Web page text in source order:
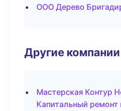
ООО Дерево
Другие компании
Мастерская Контур
Капитальный ремонт